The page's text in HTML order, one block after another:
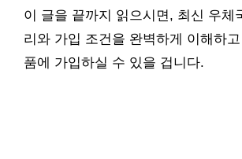
이 글을 끝까지 읽으시면, 최신 우체
리와 가입 조건을 완벽하게 이해하
품에 가입하실 수 있을 겁니다.